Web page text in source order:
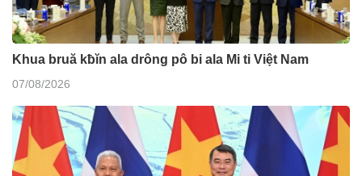
Khua bruă kƀĭn ala drông pô bi ala Mi ti Việt Nam
07/08/2026